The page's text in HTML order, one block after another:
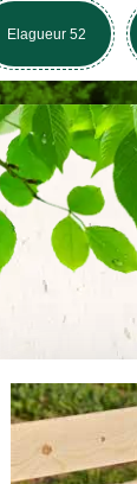
Elagueur 52